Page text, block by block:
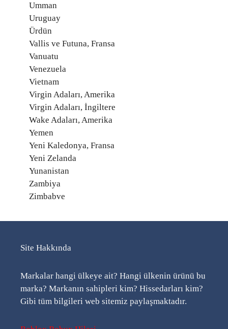
Umman
Uruguay
Ürdün
Vallis ve Futuna, Fransa
Vanuatu
Venezuela
Vietnam
Virgin Adaları, Amerika
Virgin Adaları, İngiltere
Wake Adaları, Amerika
Yemen
Yeni Kaledonya, Fransa
Yeni Zelanda
Yunanistan
Zambiya
Zimbabve
Site Hakkında
Markalar hangi ülkeye ait? Hangi ülkenin ürünü bu
marka? Markanın sahipleri kim? Hissedarları kim?
Gibi tüm bilgileri web sitemiz paylaşmaktadır.